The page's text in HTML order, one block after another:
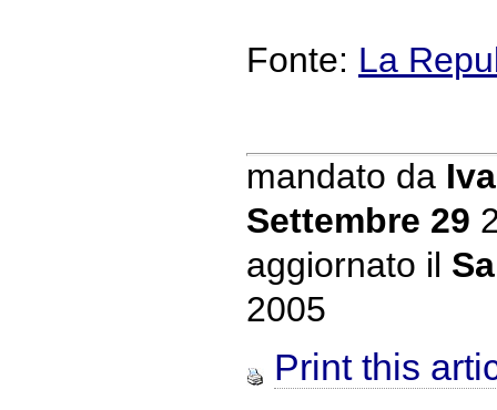
Fonte: La
mandato da
Settembre 29
aggiornato il
2005
Print this